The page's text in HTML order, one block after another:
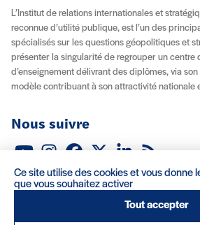
L’Institut de relations internationales et
reconnue d’utilité publique, est l’un des
spécialisés sur les questions géopolitiques et
présenter la singularité de regrouper un centre
d’enseignement délivrant des diplômes, via son
modèle contribuant à son attractivité nationale
Nous suivre
À propos
Recrutement Locations
Ce site utilise des cookies et vous donne
que vous souhaitez activer
Tout accepter